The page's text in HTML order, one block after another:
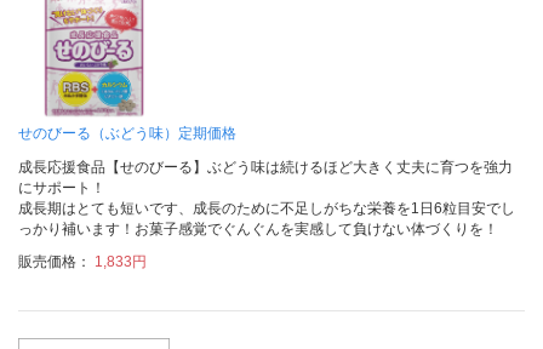
せのびーる（ぶどう味）定期価格
成長応援食品【せのびーる】ぶどう味は続けるほど大きく丈夫に育つを強力
にサポート！
成長期はとても短いです、成長のために不足しがちな栄養を1日6粒目安でし
っかり補います！お菓子感覚でぐんぐんを実感して負けない体づくりを！
販売価格： 1,833円